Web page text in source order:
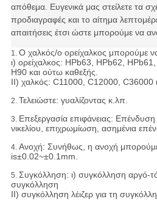
απόθεμα. Ευγενικά μας στείλετε τα
προδιαγραφές και το αίτημα
απαιτήσεις έτσι ώστε μπορούμε να
1. Ο χαλκός/ο ορείχαλκος μπορούμε
ι) ορείχαλκος: HPb63, HPb62,
H90 και ούτω καθεξής.
ΙΙ) χαλκός: C11000, C12000, C36000
2. Τελειώστε: γυαλίζοντας κ.λπ.
3. Επεξεργασία επιφάνειας:
νικελίου, επιχρωμίωση, ασημένια
4. Ανοχή: Συνήθως, η ανοχή
is±0.02~±0.1mm.
5. Συγκόλληση: ι) συγκόλληση αργό-
συγκόλληση
ΙΙ) συγκόλληση λέιζερ για τη